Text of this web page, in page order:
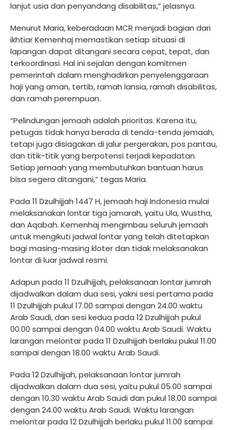
lanjut usia dan penyandang disabilitas,” jelasnya.
Menurut Maria, keberadaan MCR menjadi bagian dari
ikhtiar Kemenhaj memastikan setiap situasi di
lapangan dapat ditangani secara cepat, tepat, dan
terkoordinasi. Hal ini sejalan dengan komitmen
pemerintah dalam menghadirkan penyelenggaraan
haji yang aman, tertib, ramah lansia, ramah disabilitas,
dan ramah perempuan.
“Pelindungan jemaah adalah prioritas. Karena itu,
petugas tidak hanya berada di tenda-tenda jemaah,
tetapi juga disiagakan di jalur pergerakan, pos pantau,
dan titik-titik yang berpotensi terjadi kepadatan.
Setiap jemaah yang membutuhkan bantuan harus
bisa segera ditangani,” tegas Maria.
Pada 11 Dzulhijjah 1447 H, jemaah haji Indonesia mulai
melaksanakan lontar tiga jamarah, yaitu Ula, Wustha,
dan Aqabah. Kemenhaj mengimbau seluruh jemaah
untuk mengikuti jadwal lontar yang telah ditetapkan
bagi masing-masing kloter dan tidak melaksanakan
lontar di luar jadwal resmi.
Adapun pada 11 Dzulhijjah, pelaksanaan lontar jumrah
dijadwalkan dalam dua sesi, yakni sesi pertama pada
11 Dzulhijjah pukul 17.00 sampai dengan 24.00 waktu
Arab Saudi, dan sesi kedua pada 12 Dzulhijjah pukul
00.00 sampai dengan 04.00 waktu Arab Saudi. Waktu
larangan melontar pada 11 Dzulhijjah berlaku pukul 11.00
sampai dengan 18.00 waktu Arab Saudi.
Pada 12 Dzulhijjah, pelaksanaan lontar jumrah
dijadwalkan dalam dua sesi, yaitu pukul 05.00 sampai
dengan 10.30 waktu Arab Saudi dan pukul 18.00 sampai
dengan 24.00 waktu Arab Saudi. Waktu larangan
melontar pada 12 Dzulhijjah berlaku pukul 11.00 sampai